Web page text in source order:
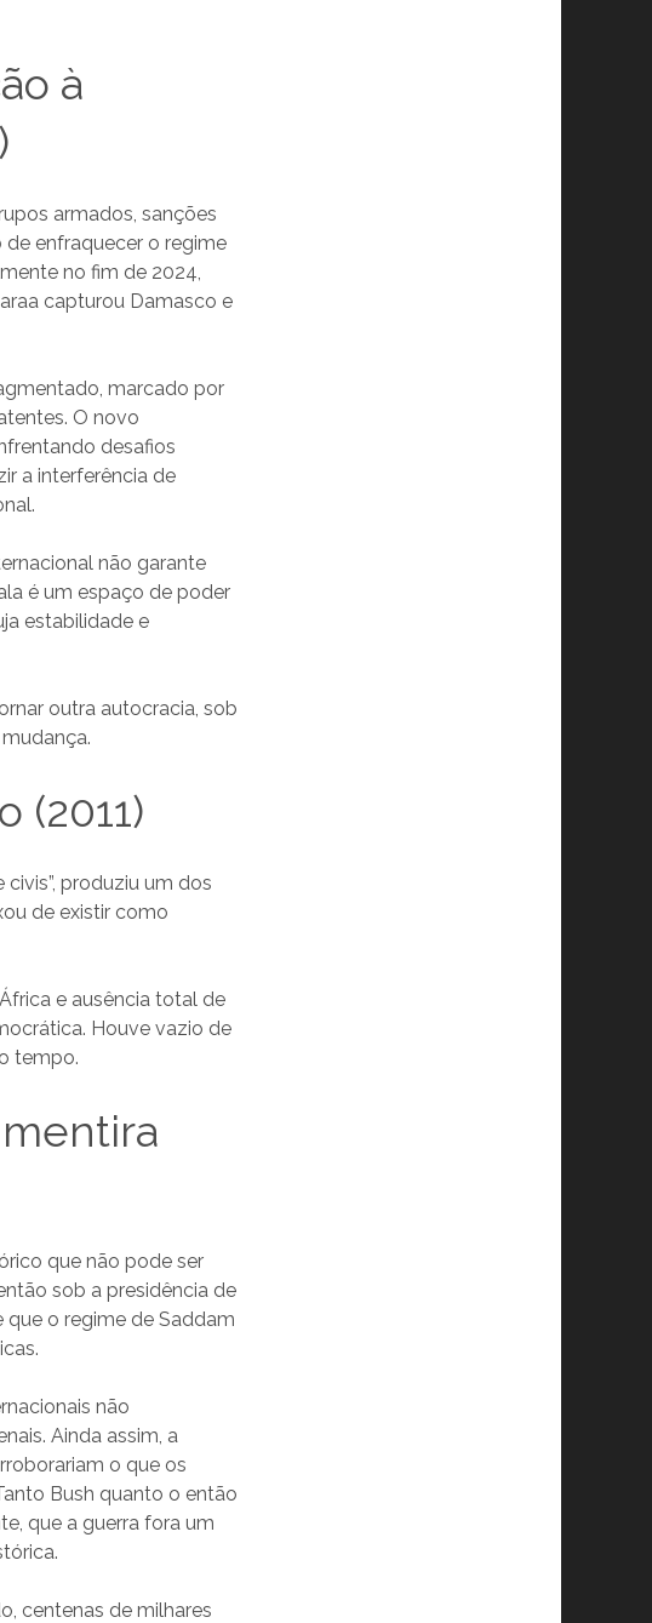
à
armados, sanções
enfraquecer o regime
no fim de 2024,
capturou Damasco e
marcado por
O novo
desafios
a interferência de
não garante
é um espaço de poder
estabilidade e
outra autocracia, sob
(2011)
produziu um dos
de existir como
e ausência total de
Houve vazio de
tempo.
que não pode ser
sob a presidência de
que o regime de Saddam
não
Ainda assim, a
o que os
Bush quanto o então
que a guerra fora um
centenas de milhares